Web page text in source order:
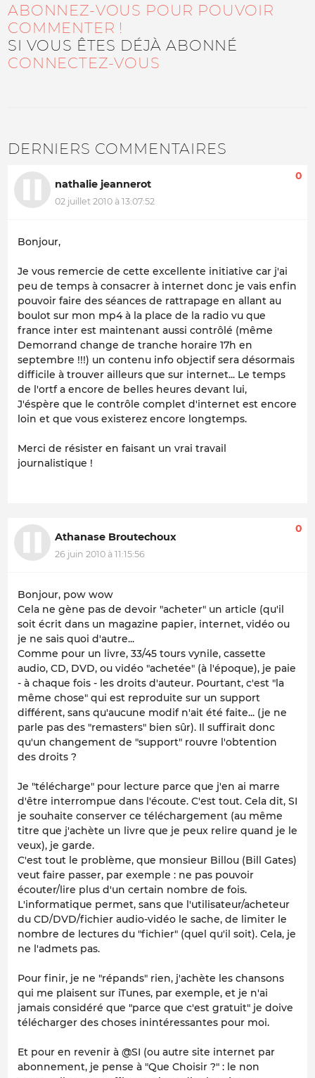
ABONNEZ-VOUS POUR POUVOIR
COMMENTER !
SI VOUS ÊTES DÉJÀ ABONNÉ
CONNECTEZ-VOUS
DERNIERS COMMENTAIRES
nathalie jeannerot
02 juillet 2010 à 13:07:52
0
Bonjour,
Je vous remercie de cette excellente initiative car j'ai
peu de temps à consacrer à internet donc je vais enfin
pouvoir faire des séances de rattrapage en allant au
boulot sur mon mp4 à la place de la radio vu que
france inter est maintenant aussi contrôlé (même
Demorrand change de tranche horaire 17h en
septembre !!!) un contenu info objectif sera désormais
difficile à trouver ailleurs que sur internet... Le temps
de l'ortf a encore de belles heures devant lui,
J'éspère que le contrôle complet d'internet est encore
loin et que vous existerez encore longtemps.
Merci de résister en faisant un vrai travail
journalistique !
Athanase Broutechoux
26 juin 2010 à 11:15:56
0
Bonjour, pow wow
Cela ne gène pas de devoir "acheter" un article (qu'il
soit écrit dans un magazine papier, internet, vidéo ou
je ne sais quoi d'autre...
Comme pour un livre, 33/45 tours vynile, cassette
audio, CD, DVD, ou vidéo "achetée" (à l'époque), je paie
- à chaque fois - les droits d'auteur. Pourtant, c'est "la
même chose" qui est reproduite sur un support
différent, sans qu'aucune modif n'ait été faite... (je ne
parle pas des "remasters" bien sûr). Il suffirait donc
qu'un changement de "support" rouvre l'obtention
des droits ?
Je "télécharge" pour lecture parce que j'en ai marre
d'être interrompue dans l'écoute. C'est tout. Cela dit, SI
je souhaite conserver ce téléchargement (au même
titre que j'achète un livre que je peux relire quand je le
veux), je garde.
C'est tout le problème, que monsieur Billou (Bill Gates)
veut faire passer, par exemple : ne pas pouvoir
écouter/lire plus d'un certain nombre de fois.
L'informatique permet, sans que l'utilisateur/acheteur
du CD/DVD/fichier audio-vidéo le sache, de limiter le
nombre de lectures du "fichier" (quel qu'il soit). Cela, je
ne l'admets pas.
Pour finir, je ne "répands" rien, j'achète les chansons
qui me plaisent sur iTunes, par exemple, et je n'ai
jamais considéré que "parce que c'est gratuit" je doive
télécharger des choses inintéressantes pour moi.
Et pour en revenir à @SI (ou autre site internet par
abonnement, je pense à "Que Choisir ?" : le non